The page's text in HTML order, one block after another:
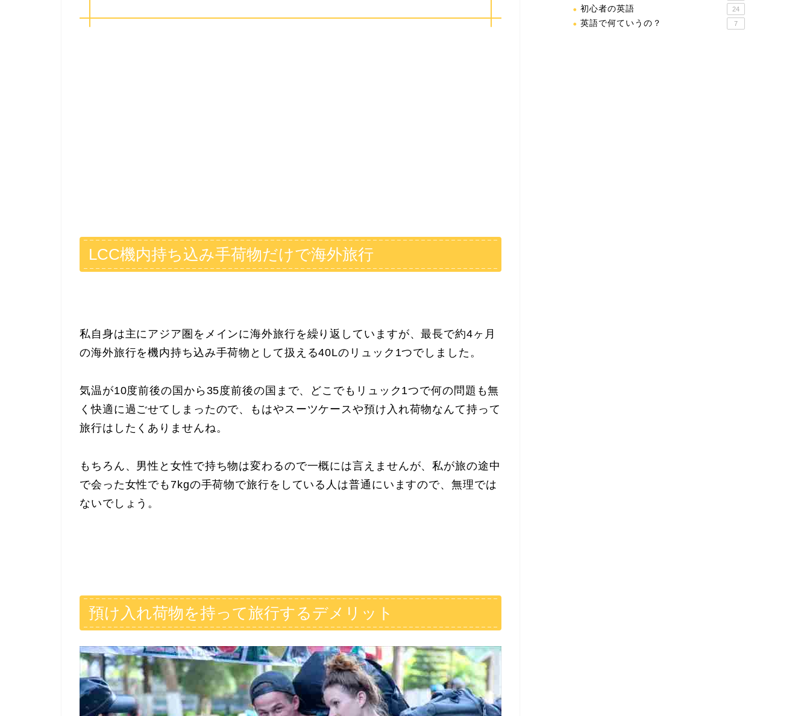
LCC機内持ち込み手荷物だけで海外旅行
私自身は主にアジア圏をメインに海外旅行を繰り返していますが、最長で約4ヶ月
の海外旅行を機内持ち込み手荷物として扱える40Lのリュック1つでしました。
気温が10度前後の国から35度前後の国まで、どこでもリュック1つで何の問題も無
く快適に過ごせてしまったので、もはやスーツケースや預け入れ荷物なんて持って
旅行はしたくありませんね。
もちろん、男性と女性で持ち物は変わるので一概には言えませんが、私が旅の途中
で会った女性でも7kgの手荷物で旅行をしている人は普通にいますので、無理では
ないでしょう。
預け入れ荷物を持って旅行するデメリット
初心者の英語 24
英語で何ていうの？ 7